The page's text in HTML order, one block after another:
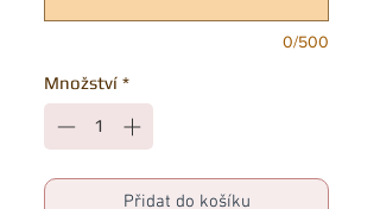
0/500
Množství *
Přidat do košíku